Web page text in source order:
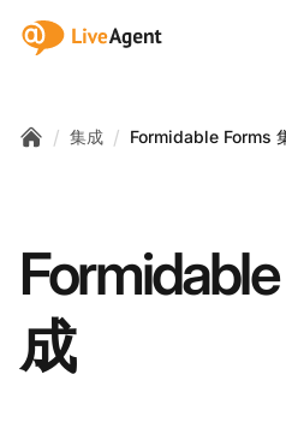
:site.title
/ 集成 / Formidable Forms
成